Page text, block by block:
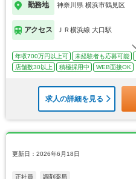
勤務地 神奈川県 横浜市鶴見区
アクセス ＪＲ横浜線 大口駅
年収700万円以上可 未経験者も応募可能
店舗数30以上
積極採用中 WEB面接OK
求人の詳細を見る
更新日：2026年6月18日
正社員 調剤薬局